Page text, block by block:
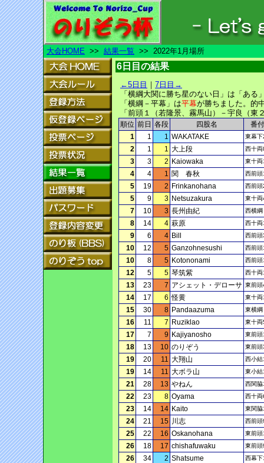
大会HOME >> 結果一覧 >> 2022年1月場所
6日目の結果
←5日目 ｜ 7日目→
「横綱大関に勝ち星のない日」は「ある
「横綱－平幕」は平幕が勝ちました。的
「前頭１（若隆景、霧馬山）－宇良（東
順位 前日 各段 四股名
番付
1
1 1 WAKATAKE 東幕下
2 1 1 大上段 西十両
3 3 2 Kaiowaka 東十両
4 4 1 関 春秋 西前
5 19 2 Frinkanohana 西前頭
5 9 3 Netsuzakura 東十両
7 10 3 長州由紀 西横綱
8 14 4 萩原 西十
9 6 4 Bill 西前頭
10 12 5 Ganzohnesushi 西前頭
10 8 5 Kotononami 西前
12 5 5 琴筑紫 西十
13 23 7 アシェット・デローサ 東前頭
14 17 6 怪黄 東十
15 30 8 Pandaazuma 東横綱
16 11 7 Ruziklao 東十両
17 7 9 Kajiyanosho 東前
18 13 10 のりぞう 東前頭
19 20 11 大翔山 西小結
19 14 11 大ボラ山 東小結
21 28 13 やねん 西関脇
22 23 8 Oyama 西十両
23 14 14 Kaito 東関脇
24 21 15 川志 西前頭
25 22 16 Oskanohana 東前頭
26 18 17 chishafuwaku 東前頭
26 34 2 Shatsume 西幕下